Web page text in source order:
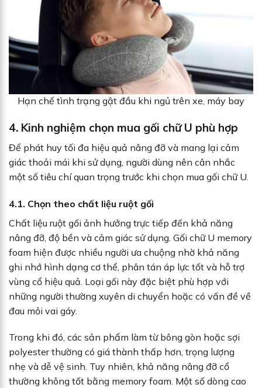
Hạn chế tình trạng gật đầu khi ngủ trên xe, máy bay
4. Kinh nghiệm chọn mua gối chữ U phù hợp
Để phát huy tối đa hiệu quả nâng đỡ và mang lại cảm
giác thoải mái khi sử dụng, người dùng nên cân nhắc
một số tiêu chí quan trọng trước khi chọn mua gối chữ U.
4.1. Chọn theo chất liệu ruột gối
Chất liệu ruột gối ảnh hưởng trực tiếp đến khả năng
nâng đỡ, độ bền và cảm giác sử dụng. Gối chữ U memory
foam hiện được nhiều người ưa chuộng nhờ khả năng
ghi nhớ hình dạng cơ thể, phân tán áp lực tốt và hỗ trợ
vùng cổ hiệu quả. Loại gối này đặc biệt phù hợp với
những người thường xuyên di chuyển hoặc có vấn đề về
đau mỏi vai gáy.
Trong khi đó, các sản phẩm làm từ bông gòn hoặc sợi
polyester thường có giá thành thấp hơn, trọng lượng
nhẹ và dễ vệ sinh. Tuy nhiên, khả năng nâng đỡ cổ
thường không tốt bằng memory foam. Một số dòng cao